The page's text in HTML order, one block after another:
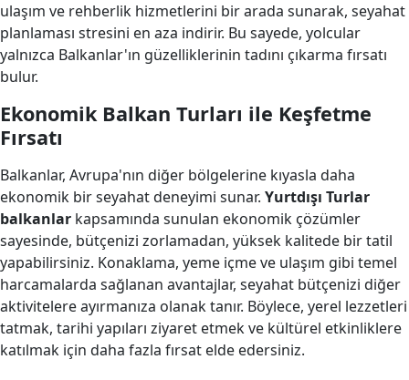
ulaşım ve rehberlik hizmetlerini bir arada sunarak, seyahat
planlaması stresini en aza indirir. Bu sayede, yolcular
yalnızca Balkanlar'ın güzelliklerinin tadını çıkarma fırsatı
bulur.
Ekonomik Balkan Turları ile Keşfetme
Fırsatı
Balkanlar, Avrupa'nın diğer bölgelerine kıyasla daha
ekonomik bir seyahat deneyimi sunar. Yurtdışı Turlar
balkanlar kapsamında sunulan ekonomik çözümler
sayesinde, bütçenizi zorlamadan, yüksek kalitede bir tatil
yapabilirsiniz. Konaklama, yeme içme ve ulaşım gibi temel
harcamalarda sağlanan avantajlar, seyahat bütçenizi diğer
aktivitelere ayırmanıza olanak tanır. Böylece, yerel lezzetleri
tatmak, tarihi yapıları ziyaret etmek ve kültürel etkinliklere
katılmak için daha fazla fırsat elde edersiniz.